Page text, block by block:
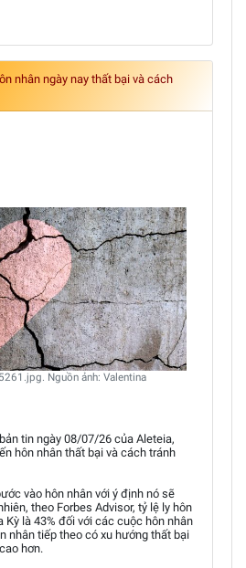
nhân ngày nay thất bại và cách
Nguồn ảnh: Valentina
tin ngày 08/07/26 của Aleteia,
hôn nhân thất bại và cách tránh
vào hôn nhân với ý định nó sẽ
theo Forbes Advisor, tỷ lệ ly hôn
Kỳ là 43% đối với các cuộc hôn nhân
nhân tiếp theo có xu hướng thất bại
hơn.